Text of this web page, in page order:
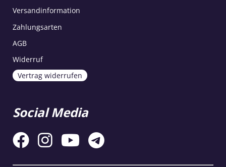
Versandinformation
Zahlungsarten
AGB
Widerruf
Vertrag widerrufen
Social Media